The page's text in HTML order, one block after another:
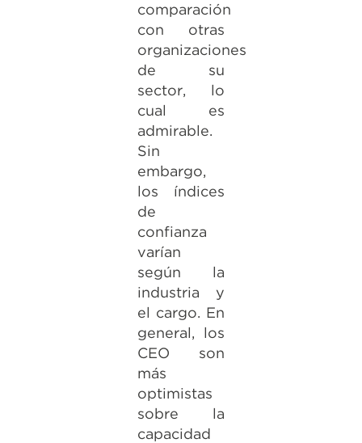
comparación
con otras
organizaciones
de su
sector, lo
cual es
admirable.
Sin
embargo,
los índices
de
confianza
varían
según la
industria y
el cargo. En
general, los
CEO son
más
optimistas
sobre la
capacidad